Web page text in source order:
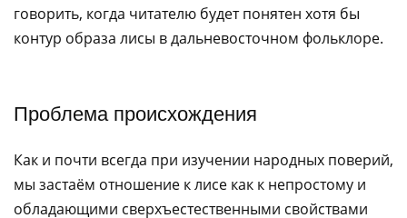
говорить, когда читателю будет понятен хотя бы
контур образа лисы в дальневосточном фольклоре. ​‌‌​‌‌​ ​‌​‌‌‌‌
Проблема происхождения
Как и почти всегда при изучении народных поверий,
мы застаём отношение к лисе как к непростому и
обладающими сверхъестественными свойствами